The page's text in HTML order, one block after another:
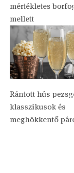
mértékletes
mellett
Rántott hús
klasszikusok és
meghökkentő